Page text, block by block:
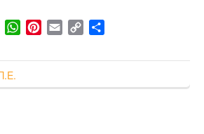
Viber WhatsApp
Pinterest
Email Copy